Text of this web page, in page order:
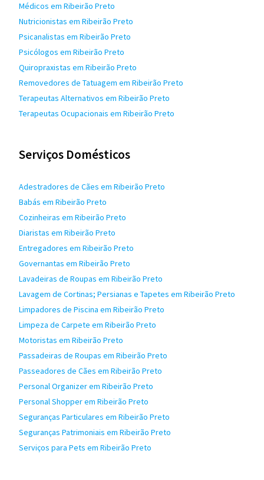
Médicos em Ribeirão Preto
Nutricionistas em Ribeirão Preto
Psicanalistas em Ribeirão Preto
Psicólogos em Ribeirão Preto
Quiropraxistas em Ribeirão Preto
Removedores de Tatuagem em Ribeirão Preto
Terapeutas Alternativos em Ribeirão Preto
Terapeutas Ocupacionais em Ribeirão Preto
Serviços Domésticos
Adestradores de Cães em Ribeirão Preto
Babás em Ribeirão Preto
Cozinheiras em Ribeirão Preto
Diaristas em Ribeirão Preto
Entregadores em Ribeirão Preto
Governantas em Ribeirão Preto
Lavadeiras de Roupas em Ribeirão Preto
Lavagem de Cortinas; Persianas e Tapetes em Ribeirão Preto
Limpadores de Piscina em Ribeirão Preto
Limpeza de Carpete em Ribeirão Preto
Motoristas em Ribeirão Preto
Passadeiras de Roupas em Ribeirão Preto
Passeadores de Cães em Ribeirão Preto
Personal Organizer em Ribeirão Preto
Personal Shopper em Ribeirão Preto
Seguranças Particulares em Ribeirão Preto
Seguranças Patrimoniais em Ribeirão Preto
Serviços para Pets em Ribeirão Preto